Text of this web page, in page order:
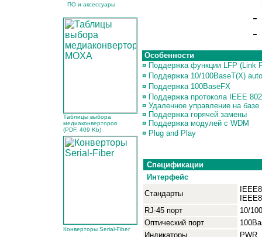
ПО и аксессуары
Таблицы выбора
медиаконверторов
(PDF, 409 Kb)
Конверторы Serial-Fiber
-
-
Особенности
¤ Поддержка функции LFP (Link
¤ Поддержка 10/100BaseT(X)
¤ Поддержка 100BaseFX
¤ Поддержка протокола IEEE
¤ Удаленное управление на
¤ Поддержка горячей замены
¤ Поддержка модулей с WDM
¤ Plug and Play
Спецификации
Интерфейс
Стандарты
RJ-45 порт
10/
Оптический порт
Индикаторы